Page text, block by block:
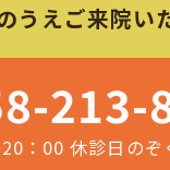
うえご来院い
213-
：00 休診日のぞ